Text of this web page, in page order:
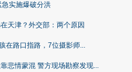
实施爆破分洪
天津？外交部：两个原因
在路口指路，7位摄影师...
悲情蒙混 警方现场勘察发现...